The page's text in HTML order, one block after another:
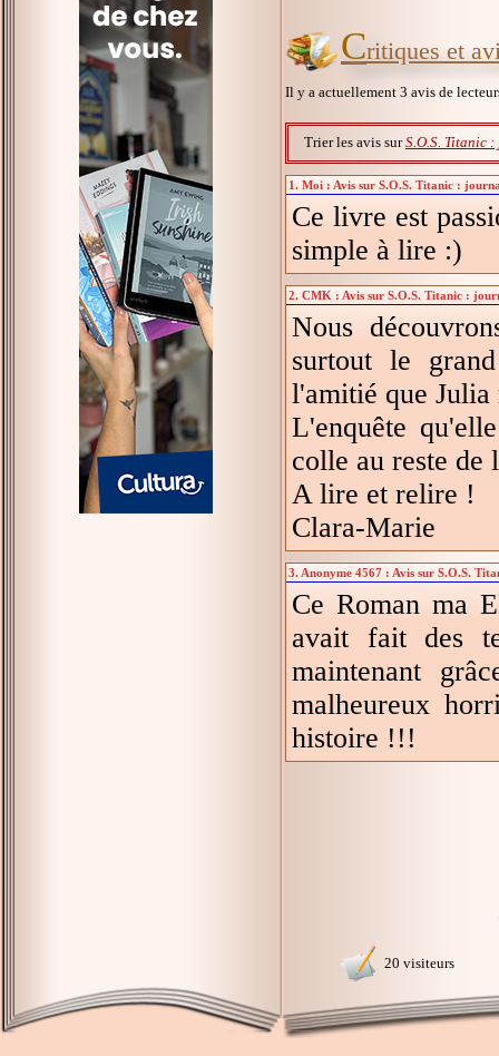
Critiques et
Il y a actuellement 3 avis de
Trier les avis surS.O.S. Titanic
1. Moi : Avis sur S.O.S. Titanic :
Ce livre est
simple à lire :)
2. CMK : Avis sur S.O.S. Titanic :
Nous
surtout le
l'amitié que Julia
L'enquête
colle au reste de
A lire et relire !
Clara-Marie
3. Anonyme 4567 : Avis sur S.O.S.
Ce Roman ma
avait fait des
maintenant
malheureux
histoire !!!
20 visiteurs